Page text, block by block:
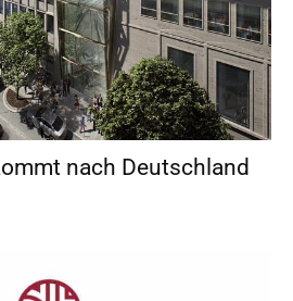
nach Deutschland